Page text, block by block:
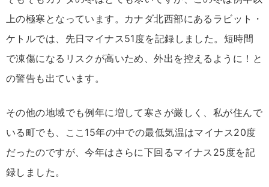
上の極寒となっています。カナダ北西部にあるラビット・
ケトルでは、先日マイナス51度を記録しました。短時間
で凍傷になるリスクが高いため、外出を控えるように！と
の警告も出ています。
その他の地域でも例年に増して寒さが厳しく、私が住んで
いる町でも、ここ15年の中での最低気温はマイナス20度
だったのですが、今年はさらに下回るマイナス25度を記
録しました。